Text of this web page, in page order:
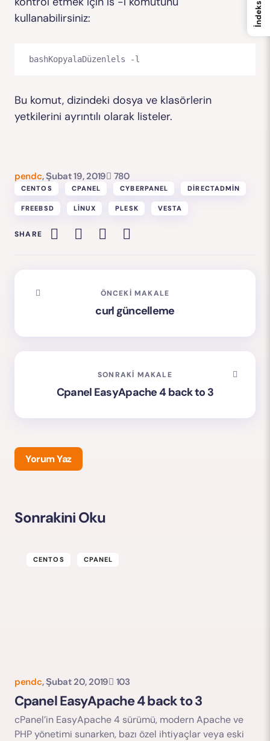
kullanabilirsiniz:
bashKopyalaDüzenle
Bu komut, dizindeki dosya ve klasörlerin
yetkilerini ayrıntılı olarak listeler.
pendc, Şubat 19, 2019 780
CENTOS CPANEL CYBERPANEL DIRECTADMIN
FREEBSD LINUX PLESK VESTA
SHARE
ÖNCEKI MAKALE
curl güncelleme
SONRAKI MAKALE
Cpanel EasyApache 4 back to 3
Yorum Yaz
E-posta adresiniz yayınlanmayacak.
Yorumu Gönder
Sonrakini Oku
CENTOS CPANEL
pendc, Şubat 20, 2019 103
Cpanel EasyApache 4 back to 3
cPanel’in EasyApache 4 sürümü, modern Apache ve
PHP yönetimi sunarken, bazı özel ihtiyaçlar veya eski
İndeks